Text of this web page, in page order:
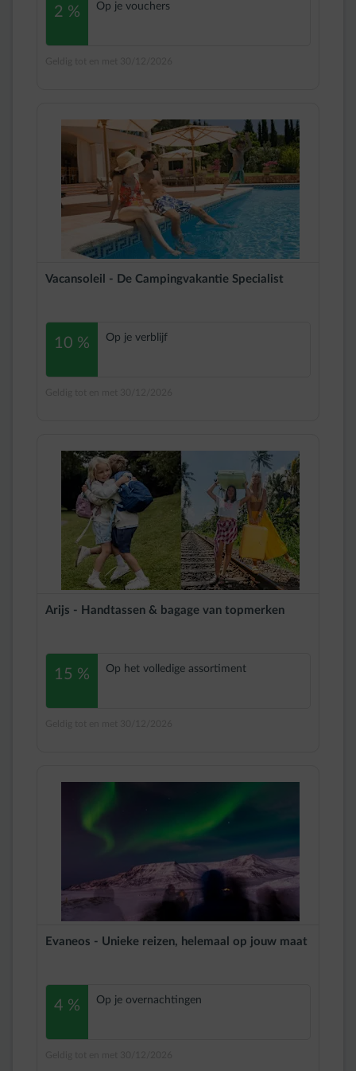
2 % Op je vouchers
Vacansoleil - De Campingvakantie Specialist
10 % Op je verblijf
Arijs - Handtassen & bagage van topmerken
15 % Op het volledige assortiment
Evaneos - Unieke reizen, helemaal op jouw maat
4 % Op je overnachtingen